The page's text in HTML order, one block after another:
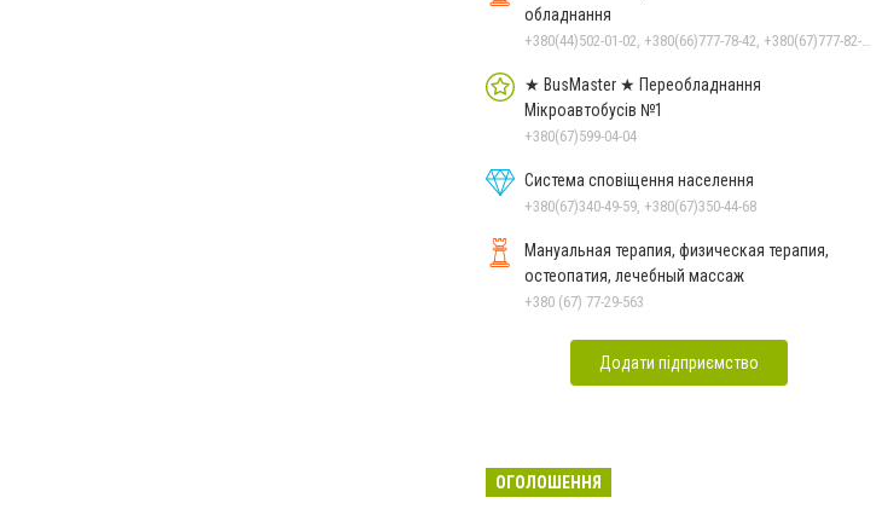
обладнання
★ BusMaster ★ Переобладнання
Мікроавтобусів №1
+380(67)599-04-04
Система сповіщення населення
+380(67)340-49-59, +380(67)350-44-68
Мануальная терапия, физическая терапия,
остеопатия, лечебный массаж
+380 (67) 77-29-563
Додати підприємство
ОГОЛОШЕННЯ